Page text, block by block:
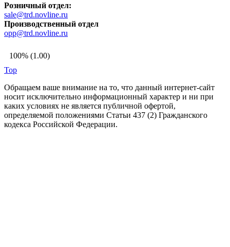
Розничный отдел:
sale@trd.novline.ru
Производственный отдел
opp@trd.novline.ru
100% (1.00)
Top
Обращаем ваше внимание на то, что данный интернет-сайт
носит исключительно информационный характер и ни при
каких условиях не является публичной офертой,
определяемой положениями Статьи 437 (2) Гражданского
кодекса Российской Федерации.